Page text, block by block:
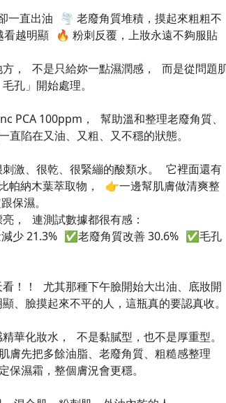
一直出油 🌪️ 老廢角質堆積，摸起來粗粗不
越明顯 🔥 粉刺反覆，上妝永遠不夠服貼
方， 不是只給妳一點濕潤感， 而是從問題
孔」開始處理。
PCA 100ppm， 幫助溫和整理老廢角質、
陷在又油、又粗、又不穩的狀態。
激、很乾、很緊繃的酸類水。 它裡面還有
帕納木葉萃取物， 👉一邊幫肌膚做清爽整
保濕。
， 連測試數據都很有感：
少 21.3% ✅老廢角質改善 30.6% ✅毛孔
！！ 尤其那種下午臉開始大出油、底妝開
、臉摸起來不平的人，這瓶真的要認真收。
華化妝水， 不是黏膩型，也不是厚重型。
膚先把多餘油脂、老廢角質、粗糙感整理
濕霜，整個膚況會更穩。